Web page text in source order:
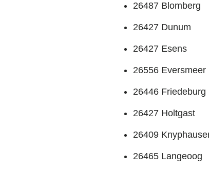
26487 Blomberg
26427 Dunum
26427 Esens
26556 Eversmeer
26446 Friedeburg
26427 Holtgast
26409
26465 Langeoog